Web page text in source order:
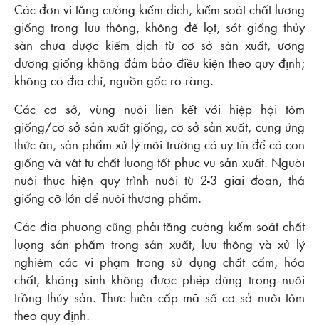
Các đơn vị tăng cường kiểm dịch, kiểm soát chất lượng
giống trong lưu thông, không để lọt, sót giống thủy
sản chưa được kiểm dịch từ cơ sở sản xuất, ương
dưỡng giống không đảm bảo điều kiện theo quy định;
không có địa chỉ, nguồn gốc rõ ràng.
Các cơ sở, vùng nuôi liên kết với hiệp hội tôm
giống/cơ sở sản xuất giống, cơ sở sản xuất, cung ứng
thức ăn, sản phẩm xử lý môi trường có uy tín để có con
giống và vật tư chất lượng tốt phục vụ sản xuất. Người
nuôi thực hiện quy trình nuôi từ 2-3 giai đoạn, thả
giống cỡ lớn để nuôi thương phẩm.
Các địa phương cũng phải tăng cường kiểm soát chất
lượng sản phẩm trong sản xuất, lưu thông và xử lý
nghiêm các vi phạm trong sử dụng chất cấm, hóa
chất, kháng sinh không được phép dùng trong nuôi
trồng thủy sản. Thực hiện cấp mã số cơ sở nuôi tôm
theo quy định.